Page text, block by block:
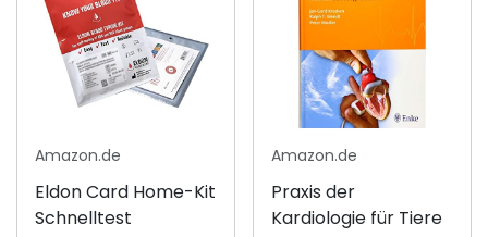
Amazon.de
Eldon Card Home-Kit
Schnelltest
Amazon.de
Praxis der
Kardiologie für Tiere